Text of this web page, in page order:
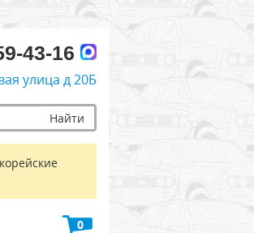
43-16
улица д 20Б
Найти
0